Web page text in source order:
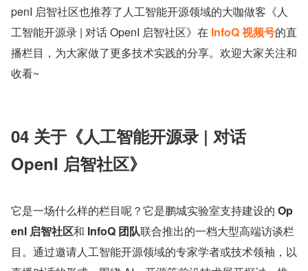
penI 启智社区也推荐了人工智能开源领域的大咖做客《人
工智能开源录 | 对话 OpenI 启智社区》在 InfoQ 视频号的直
播栏目，为大家做了更多技术实践的分享。欢迎大家关注和
收看~
04 关于《人工智能开源录 | 对话
OpenI 启智社区》
它是一场什么样的栏目呢？它是鹏城实验室支持建设的 Op
enI 启智社区和 InfoQ 团队联合推出的一档大型高端访谈栏
目。通过邀请人工智能开源领域的专家学者或技术领袖，以